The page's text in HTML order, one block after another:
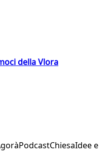
della Vlora
PodcastChiesaIdee e